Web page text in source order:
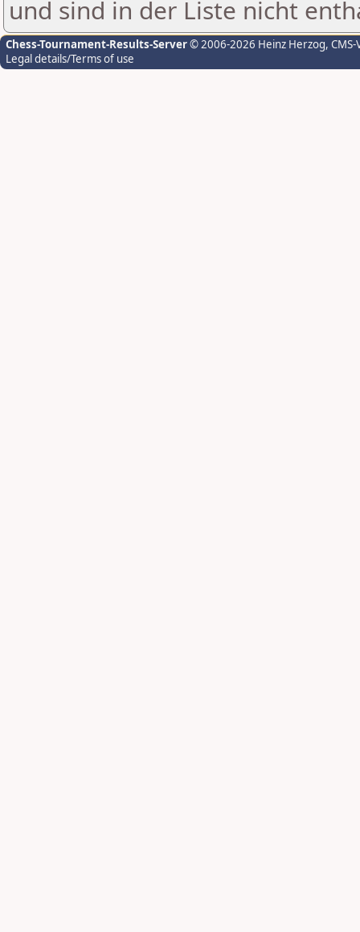
und sind in der Liste nicht
Chess-Tournament-Results-Server© 2006-2026 Heinz Herzog,
Legal details/Terms of use